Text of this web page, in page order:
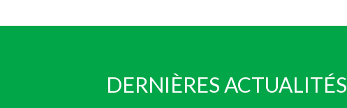
DERNIÈRES ACTUALITÉS